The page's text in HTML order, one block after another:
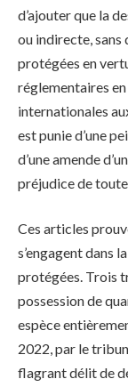
d’ajouter que la
ou indirecte, sans
protégées en
réglementaires
internationales
est punie d’une
d’une amende
préjudice de
Ces articles
s’engagent dans
protégées. Trois
possession de
espèce
2022, par le
flagrant délit de